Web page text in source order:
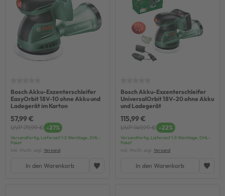
Bosch Akku-Exzenterschleifer
EasyOrbit 18V-10 ohne Akku und
Ladegerät im Karton
57,99 €
UVP 79,99 € -27%
Versandfertig, Lieferzeit 1-3 Werktage, DHL-
Paket
inkl. MwSt. zzgl. Versand
In den Warenkorb
Bosch Akku-Exzenterschleifer
UniversalOrbit 18V-20 ohne Akku
und Ladegerät
115,99 €
UVP 149,99 € -22%
Versandfertig, Lieferzeit 1-3 Werktage, DHL-
Paket
inkl. MwSt. zzgl. Versand
In den Warenkorb